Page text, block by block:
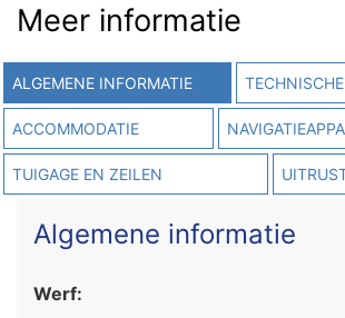
Meer informatie
ALGEMENE INFORMATIE
ACCOMMODATIE
TUIGAGE EN ZEILEN
Algemene informatie
Werf: